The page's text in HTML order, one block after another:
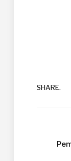
SHARE.